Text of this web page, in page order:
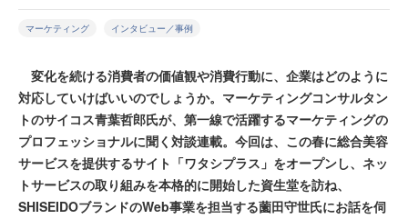
マーケティング インタビュー／事例
変化を続ける消費者の価値観や消費行動に、企業はどのように
対応していけばいいのでしょうか。マーケティングコンサルタン
トのサイコス青葉哲郎氏が、第一線で活躍するマーケティングの
プロフェッショナルに聞く対談連載。今回は、この春に総合美容
サービスを提供するサイト「ワタシプラス」をオープンし、ネッ
トサービスの取り組みを本格的に開始した資生堂を訪ね、
SHISEIDOブランドのWeb事業を担当する薗田守世氏にお話を伺